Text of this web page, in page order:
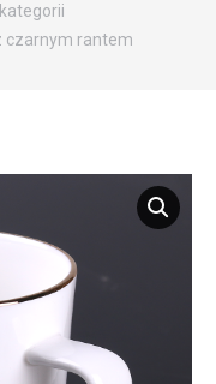
czarnym rantem